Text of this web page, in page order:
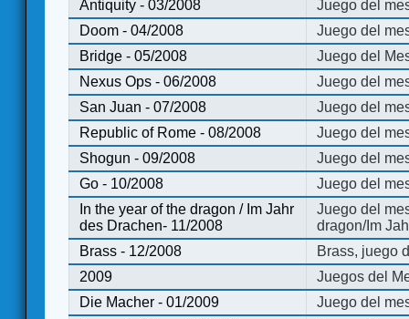
Antiquity - 03/2008
Juego del
Doom - 04/2008
Juego del
Bridge - 05/2008
Juego del
Nexus Ops - 06/2008
Juego del
San Juan - 07/2008
Juego del
Republic of Rome - 08/2008
Juego del
Shogun - 09/2008
Juego del
Go - 10/2008
Juego del
In the year of the dragon / Im Jahr
des Drachen- 11/2008
Juego del
dragon/Im
Brass - 12/2008
Brass, juego
2009
Juegos del
Die Macher - 01/2009
Juego del